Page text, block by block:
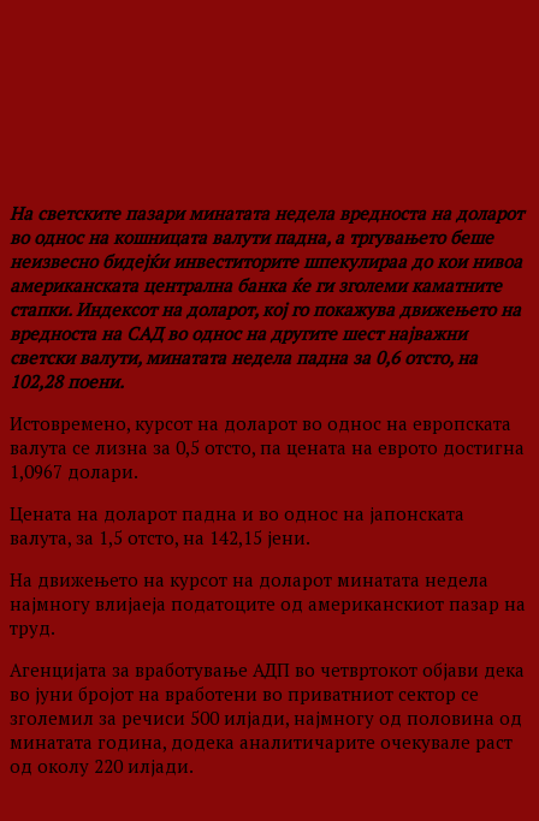
На светските пазари минатата недела вредноста на доларот
во однос на кошницата валути падна, а тргувањето беше
неизвесно бидејќи инвеститорите шпекулираа до кои нивоа
американската централна банка ќе ги зголеми каматните
стапки. Индексот на доларот, кој го покажува движењето на
вредноста на САД во однос на другите шест најважни
светски валути, минатата недела падна за 0,6 отсто, на
102,28 поени.
Истовремено, курсот на доларот во однос на европската
валута се лизна за 0,5 отсто, па цената на еврото достигна
1,0967 долари.
Цената на доларот падна и во однос на јапонската
валута, за 1,5 отсто, на 142,15 јени.
На движењето на курсот на доларот минатата недела
најмногу влијаеја податоците од американскиот пазар на
труд.
Агенцијата за вработување АДП во четвртокот објави дека
во јуни бројот на вработени во приватниот сектор се
зголемил за речиси 500 илјади, најмногу од половина од
минатата година, додека аналитичарите очекувале раст
од околу 220 илјади.